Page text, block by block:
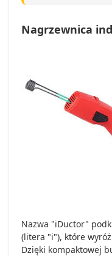
Nagrzewnica
Nazwa "iDuctor"
(litera "i"), które
Dzięki kompaktowej